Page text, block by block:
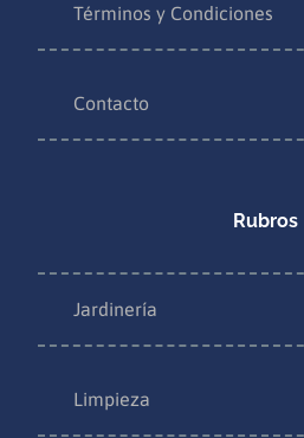
Términos y Condiciones
Contacto
Rubros
Jardinería
Limpieza